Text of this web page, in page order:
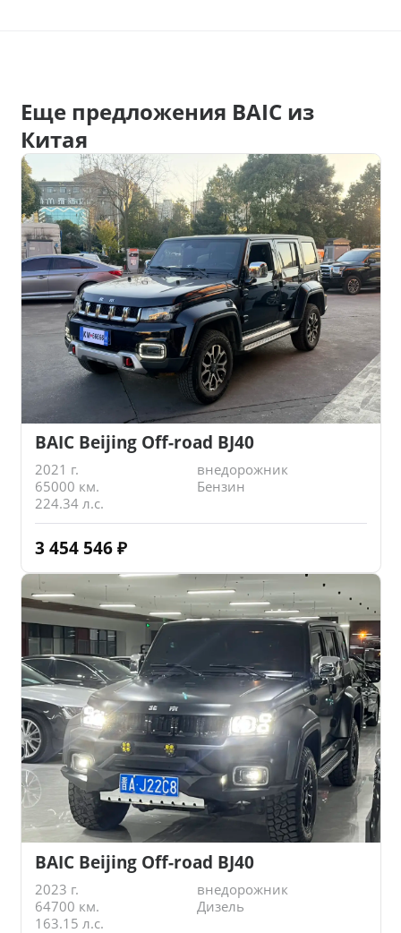
Еще предложения BAIC из
Китая
BAIC Beijing Off-road BJ40
2021 г.
внедорожник
65000 км.
Бензин
224.34 л.с.
3 454 546 ₽
BAIC Beijing Off-road BJ40
2023 г.
внедорожник
64700 км.
Дизель
163.15 л.с.